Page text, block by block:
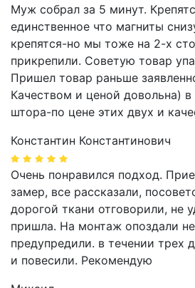
Муж собрал за 5 минут.
единственное что магниты
крепятся-но мы тоже на 2-х
прикрепили. Советую товар
Пришел товар раньше
Качеством и ценой довольна) в
штора-по цене этих двух и
Константин Константинович
Очень понравился подход.
замер, все рассказали,
дорогой ткани отговорили, не
пришла. На монтаж опоздали
предупредили. в течении трех
и повесили. Рекомендую